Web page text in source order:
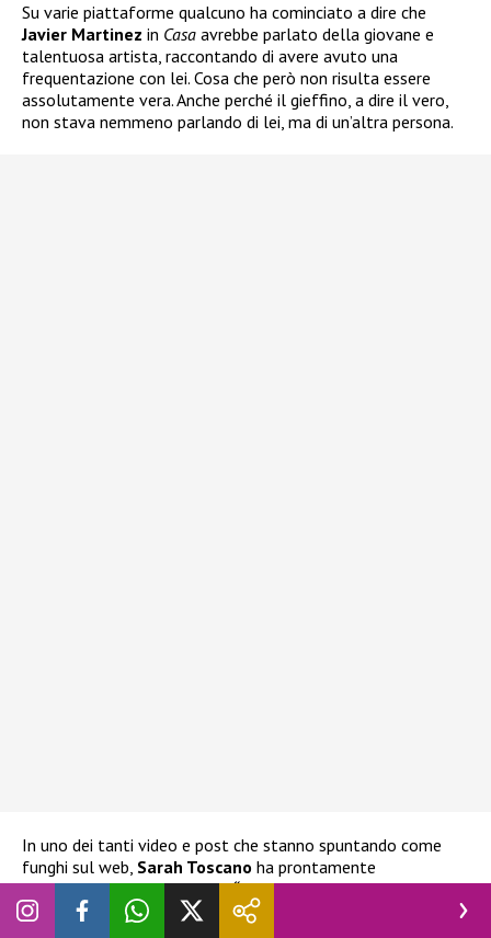
Su varie piattaforme qualcuno ha cominciato a dire che
Javier Martinez in Casa avrebbe parlato della giovane e
talentuosa artista, raccontando di avere avuto una
frequentazione con lei. Cosa che però non risulta essere
assolutamente vera. Anche perché il gieffino, a dire il vero,
non stava nemmeno parlando di lei, ma di un’altra persona.
In uno dei tanti video e post che stanno spuntando come
funghi sul web, Sarah Toscano ha prontamente
commentato quanto segue:“Ah non lo sapevo”.Un modo
come un altro quindi per smentire quanto si sta dicendo sul